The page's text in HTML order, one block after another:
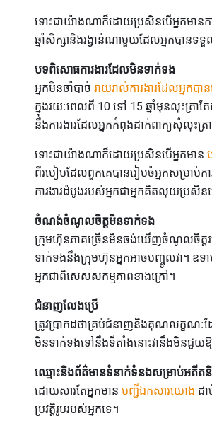
ទោះជាយ៉ាងណាក៏ដោយប្រសិនបើអ្នកមានការ
ឆ្នាំសិក្សានិងរង្វាន់ណាមួយដែលអ្នកបានទ
បទពិសោធការងារដែលមិនទាក់ទង
អ្នកមិនចាំបាច់ រាយរាល់ការងារដែលអ្នកបា
ក្នុងរយៈពេលពី 10 ទៅ 15 ឆ្នាំមុនលុះត្
នឹងការងារដែលអ្នកកំពុងដាក់ពាក្យសុំលុះត្
ទោះជាយ៉ាងណាក៏ដោយប្រសិនបើអ្នកមាន
ពីរបៀបដែលពួកគេបានរៀបចំអ្នកសម្រាប់ក
ការងារដំបូងរបស់អ្នកជាអ្នកគិតលុយប្រសិនប
ចំណង់ចំណូលចិត្តមិនទាក់ទង
ក្រុមហ៊ុនភាគច្រើនមិនចង់ឃើញចំណូលចិត្តរ
ទាក់ទងនឹងក្រុមហ៊ុនអ្នកអាចបញ្ចូលវា។ ឧទ
អ្នកជាពិសេសសកម្មភាពខាងក្រៅ។
ជំនាញលែងប្រើ
ត្រូវប្រាកដថាគ្រប់ជំនាញនិងគុណលក្ខណៈដ
មិនទាក់ទងទៅនឹងទីតាំងនោះវានឹងមិនជួយ
ឈ្មោះនិងព័ត៌មានទំនាក់ទំនងសម្រាប់អតី
ដោយសារតែអ្នកមាន បញ្ជីឯកសារយោង ដ
ប្រវត្តិរូបរបស់អ្នកទេ។